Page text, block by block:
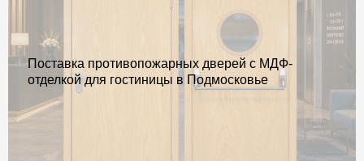
Поставка противопожарных дверей с МДФ-
отделкой для гостиницы в Подмосковье